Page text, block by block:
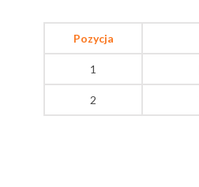
Pozycja
1
2